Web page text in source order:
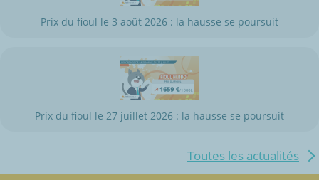
Prix du fioul le 3 août 2026 : la hausse se poursuit
Prix du fioul le 27 juillet 2026 : la hausse se poursuit
Toutes les actualités